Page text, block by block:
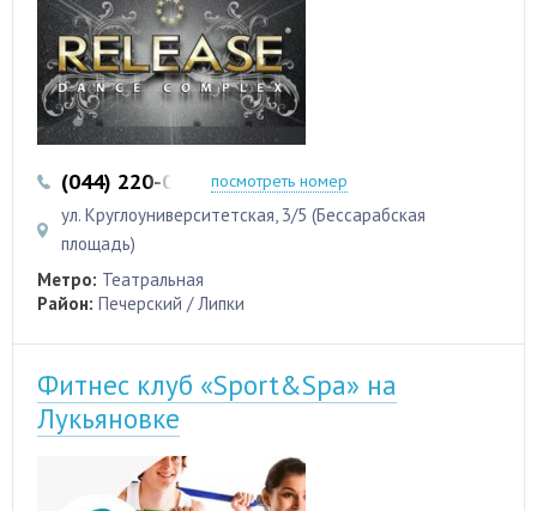
(044) 220-07-05 (067) 233-07-05
посмотреть номер
ул. Круглоуниверситетская, 3/5 (Бессарабская
площадь)
Метро: Театральная
Район: Печерский / Липки
Фитнес клуб «Sport&Spa» на
Лукьяновке